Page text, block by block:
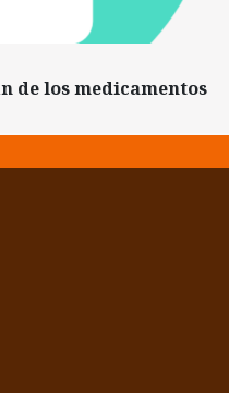
de los medicamentos